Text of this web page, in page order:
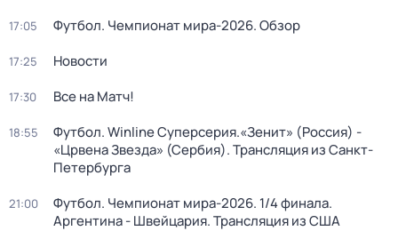
17:05 Футбол. Чемпионат мира-2026. Обзор
17:25 Новости
17:30 Все на Матч!
18:55
Футбол. Winline Суперсерия.«Зенит» (Россия) -
«Црвена Звезда» (Сербия). Трансляция из Санкт-
Петербурга
21:00
Футбол. Чемпионат мира-2026. 1/4 финала.
Аргентина - Швейцария. Трансляция из США